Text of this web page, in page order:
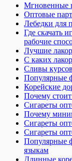
Мгновенные
Оптовые
Лебедки для
Где скачать
рабочие
Лучшие
С каких
Сливы
Популярные
Корейские
Почему стоит
Сигареты
Почему
Сигареты
Сигареты
Популярные
языкам
Длинные